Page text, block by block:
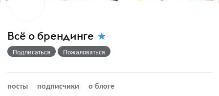
Всё о брендинге
Подписаться Пожаловаться
посты подписчики о блоге